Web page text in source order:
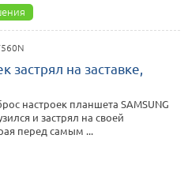
застрял на заставке,
настроек планшета SAMSUNG
и застрял на своей
перед самым ...